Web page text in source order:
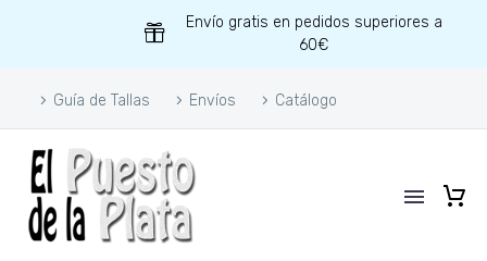
Envío gratis en pedidos superiores a
60€
Guía de Tallas Envíos Catálogo